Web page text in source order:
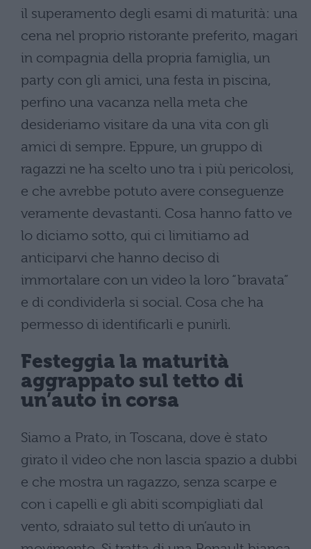
il superamento degli esami di maturità: una
cena nel proprio ristorante preferito, magari
in compagnia della propria famiglia, un
party con gli amici, una festa in piscina,
perfino una vacanza nella meta che
desideriamo visitare da una vita con gli
amici di sempre. Eppure, un gruppo di
ragazzi ne ha scelto uno tra i più pericolosi,
e che avrebbe potuto avere conseguenze
veramente devastanti. Cosa hanno fatto ve
lo diciamo sotto, qui ci limitiamo ad
anticiparvi che hanno deciso di
immortalare con un video la loro “bravata”
e di condividerla si social. Cosa che ha
permesso di identificarli e punirli.
Festeggia la maturità
aggrappato sul tetto di
un’auto in corsa
Siamo a Prato, in Toscana, dove è stato
girato il video che non lascia spazio a dubbi
e che mostra un ragazzo, senza scarpe e
con i capelli e gli abiti scompigliati dal
vento, sdraiato sul tetto di un’auto in